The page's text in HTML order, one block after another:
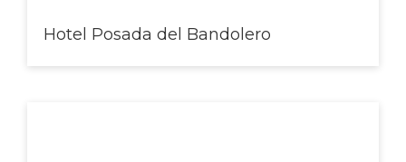
Hotel Posada del Bandolero